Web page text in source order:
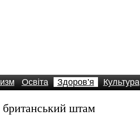
Освіта Здоров’я Культура
британський штам